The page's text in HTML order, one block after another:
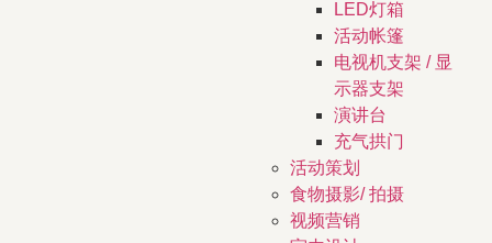
LED灯箱
活动帐篷
电视机支架 / 显
示器支架
演讲台
充气拱门
活动策划
食物摄影/ 拍摄
视频营销